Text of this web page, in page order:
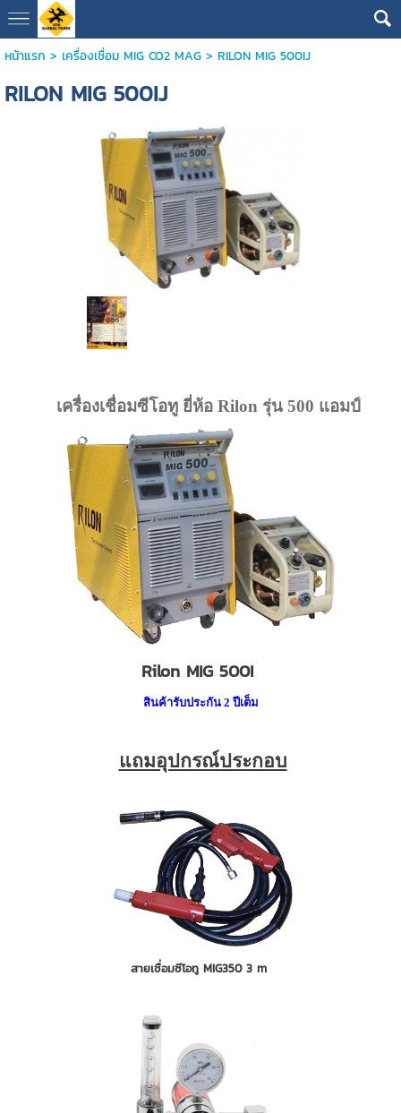
หน้าแรก > เครื่องเชื่อม MIG CO2 MAG> RILON MIG 500IJ
RILON MIG 500IJ
เครื่องเชื่อมซีโอทู ยี่ห้อ Rilon รุ่น 500 แอมป์
Rilon MIG 500I
สินค้ารับประกัน 2 ปีเต็ม
แถมอุปกรณ์ประกอบ
สายเชื่อมซีโอทู MIG350 3 m